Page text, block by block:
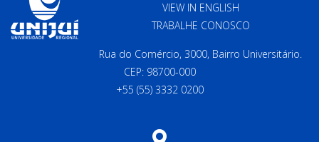
VIEW IN ENGLISH
TRABALHE CONOSCO
Rua do Comércio, 3000, Bairro Universitário.
CEP: 98700-000
+55 (55) 3332 0200